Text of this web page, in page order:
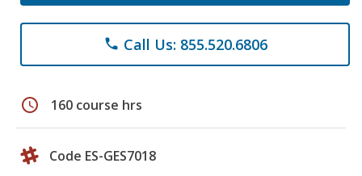
phone Call Us: 855.520.6806
schedule 160 course hrs
Code ES-GES7018